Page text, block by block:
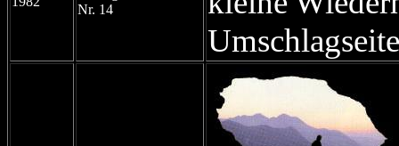
Nr. 14
Umschlagseite